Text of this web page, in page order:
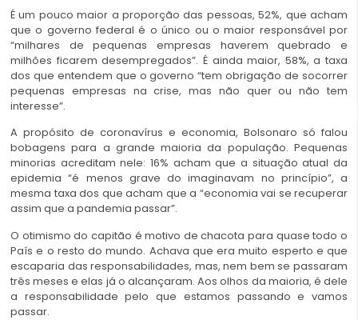
É um pouco maior a proporção das pessoas, 52%, que acham
que o governo federal é o único ou o maior responsável por
“milhares de pequenas empresas haverem quebrado e
milhões ficarem desempregados”. É ainda maior, 58%, a taxa
dos que entendem que o governo “tem obrigação de socorrer
pequenas empresas na crise, mas não quer ou não tem
interesse”.
A propósito de coronavírus e economia, Bolsonaro só falou
bobagens para a grande maioria da população. Pequenas
minorias acreditam nele: 16% acham que a situação atual da
epidemia “é menos grave do imaginavam no princípio”, a
mesma taxa dos que acham que a “economia vai se recuperar
assim que a pandemia passar”.
O otimismo do capitão é motivo de chacota para quase todo o
País e o resto do mundo. Achava que era muito esperto e que
escaparia das responsabilidades, mas, nem bem se passaram
três meses e elas já o alcançaram. Aos olhos da maioria, é dele
a responsabilidade pelo que estamos passando e vamos
passar.